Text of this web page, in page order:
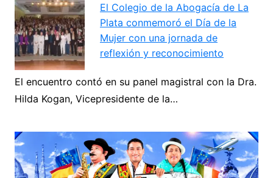
El Colegio de la Abogacía de La
Plata conmemoró el Día de la
Mujer con una jornada de
reflexión y reconocimiento
El encuentro contó en su panel magistral con la Dra.
Hilda Kogan, Vicepresidente de la…